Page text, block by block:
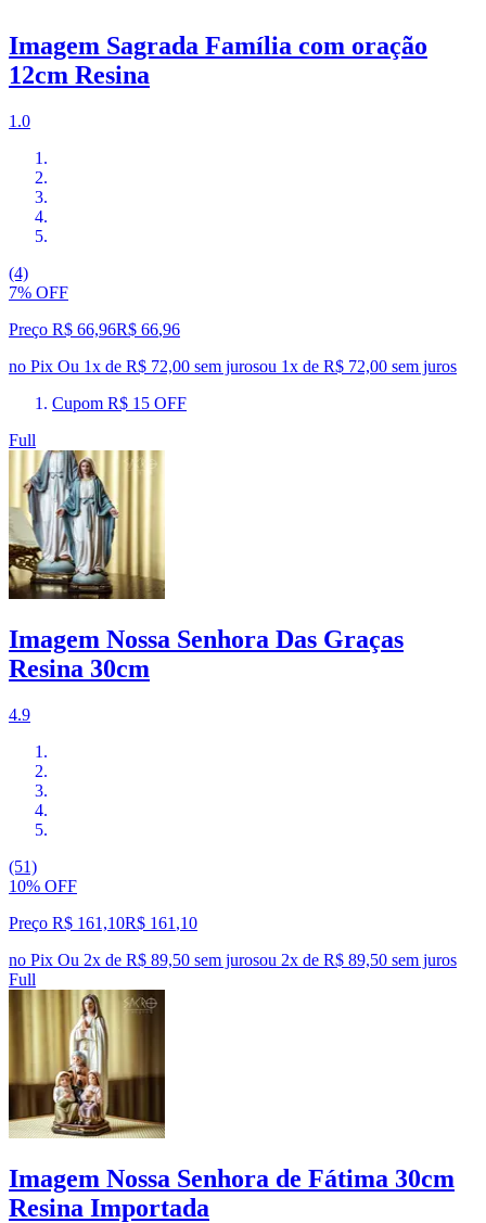
Imagem Sagrada Família com oração
12cm Resina
1.0
(4)
7% OFF
Preço R$ 66,96R$ 66,96
no Pix Ou 1x de R$ 72,00 sem jurosou 1x de R$ 72,00 sem juros
Cupom R$ 15 OFF
Full
Imagem Nossa Senhora Das Graças
Resina 30cm
4.9
(51)
10% OFF
Preço R$ 161,10R$ 161 ,10
no Pix Ou 2x de R$ 89,50 sem jurosou 2x de R$ 89,50 sem juros
Full
Imagem Nossa Senhora de Fátima 30cm
Resina Importada